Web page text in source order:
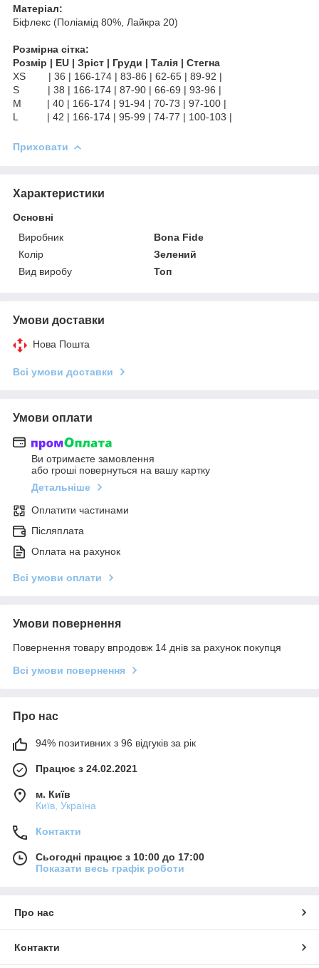
Матеріал:
Біфлекс (Поліамід 80%, Лайкра 20)
Розмірна сітка:
Розмір | EU | Зріст | Груди | Талія | Стегна
XS | 36 | 166-174 | 83-86 | 62-65 | 89-92 |
S | 38 | 166-174 | 87-90 | 66-69 | 93-96 |
M | 40 | 166-174 | 91-94 | 70-73 | 97-100 |
L | 42 | 166-174 | 95-99 | 74-77 | 100-103 |
Приховати
Характеристики
Основні
Виробник
Bona Fide
Колір
Зелений
Вид виробу
Топ
Умови доставки
Нова Пошта
Всі умови доставки
Умови оплати
Ви отримаєте замовлення
або гроші повернуться на вашу картку
Детальніше
Оплатити частинами
Післяплата
Оплата на рахунок
Всі умови оплати
Умови повернення
Повернення товару впродовж 14 днів за рахунок покупця
Всі умови повернення
Про нас
94% позитивних з 96 відгуків за рік
Працює з 24.02.2021
м. Київ
Київ, Україна
Контакти
Сьогодні працює з 10:00 до 17:00
Показати весь графік роботи
Про нас
Контакти